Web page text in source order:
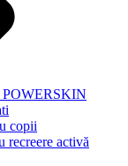
POWERSKIN
copii
recreere activă